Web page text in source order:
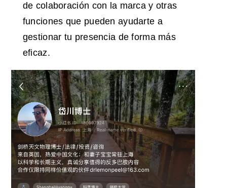
de colaboración con la marca y otras
funciones que pueden ayudarte a
gestionar tu presencia de forma más
eficaz.